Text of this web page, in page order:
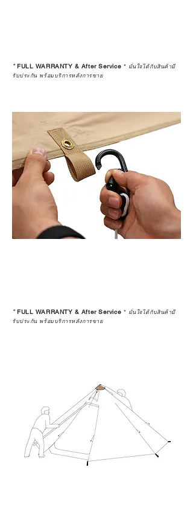
*FULL WARRANTY & After Service * มั่นใจได้กับสินค้ามี
รับประกัน พร้อมบริการหลังการขาย
*FULL WARRANTY & After Service * มั่นใจได้กับสินค้ามี
รับประกัน พร้อมบริการหลังการขาย